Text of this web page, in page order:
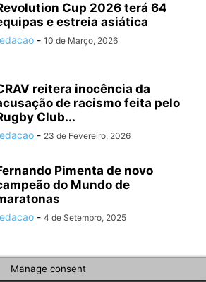
Cup 2026 terá 64
e estreia asiática
- 10 de Março, 2026
reitera inocência da
de racismo feita pelo
Club...
- 23 de Fevereiro, 2026
Pimenta de novo
do Mundo de
- 4 de Setembro, 2025
Manage consent